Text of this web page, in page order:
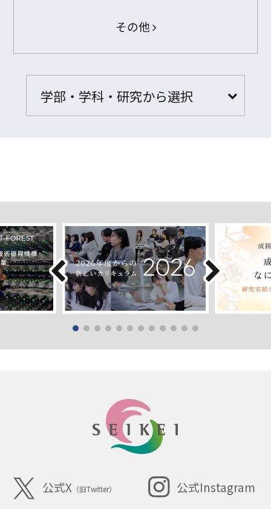
その他
学部・学科・研究から選択
公式X （旧Twitter） 公式Instagram